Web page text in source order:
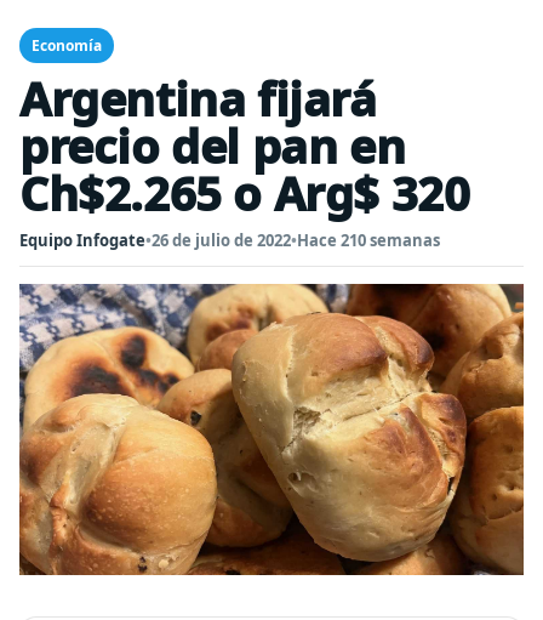
Economía
Argentina fijará
precio del pan en
Ch$2.265 o Arg$ 320
Equipo Infogate•26 de julio de 2022•Hace 210 semanas